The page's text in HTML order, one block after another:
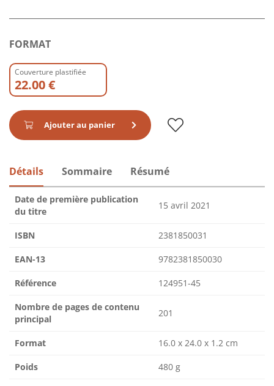
FORMAT
Couverture plastifiée
22.00 €
Ajouter au panier
Détails Sommaire Résumé
Date de première publication
du titre
15 avril 2021
ISBN 2381850031
EAN-13 9782381850030
Référence 124951-45
Nombre de pages de contenu
principal
201
Format 16.0 x 24.0 x 1.2 cm
Poids 480 g